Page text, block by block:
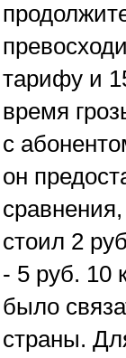
тарифу и
время
с
он
стоил 2
- 5 руб. 10
было
страны.